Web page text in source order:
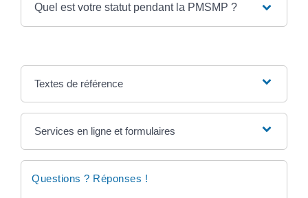
Quel est votre statut pendant la PMSMP ?
Textes de référence
Services en ligne et formulaires
Questions ? Réponses !